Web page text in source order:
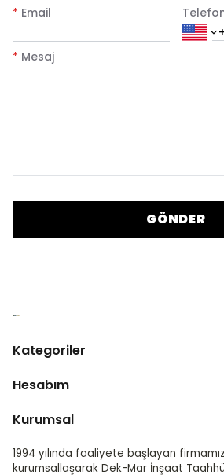
* Email
* Mesaj
GÖNDER
Kategoriler
Hesabım
Kurumsal
1994 yılında faaliyete başlayan
kurumsallaşarak Dek-Mar İnşaat